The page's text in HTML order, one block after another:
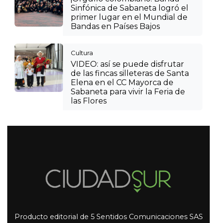
Sinfónica de Sabaneta logró el
primer lugar en el Mundial de
Bandas en Países Bajos
Cultura
VIDEO: así se puede disfrutar
de las fincas silleteras de Santa
Elena en el CC Mayorca de
Sabaneta para vivir la Feria de
las Flores
Producto editorial de 5 Sentidos Comunicaciones SAS